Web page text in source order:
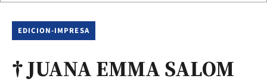
EDICION-IMPRESA
† JUANA EMMA SALOM